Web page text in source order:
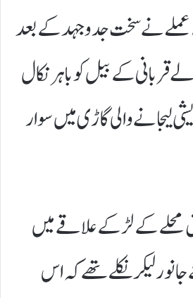
1122 کے عملے نے سخت جدوجہد کے بعد
کے بیل کو باہر نکال
لیجانے والی گاڑی میں سوار
کے لڑکے علاقے میں
لیکر نکلے تھے کہ اس